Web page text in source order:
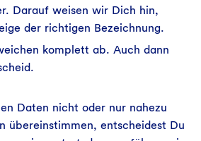
Darauf weisen wir Dich hin,
der richtigen Bezeichnung.
komplett ab. Auch dann
Daten nicht oder nur nahezu
übereinstimmen, entscheidest Du